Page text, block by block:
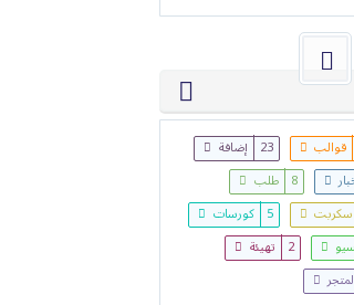
قوالب 23 إضافة
8 طلب
سكربت 5 كورسات
2 تهيئة